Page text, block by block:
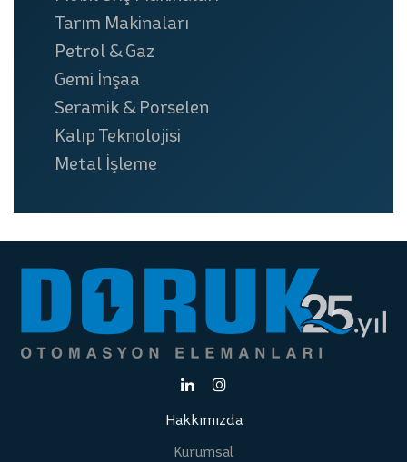
Tarım Makinaları
Petrol & Gaz
Gemi İnşaa
Seramik & Porselen
Kalıp Teknolojisi
Metal İşleme
Hakkımızda
Kurumsal